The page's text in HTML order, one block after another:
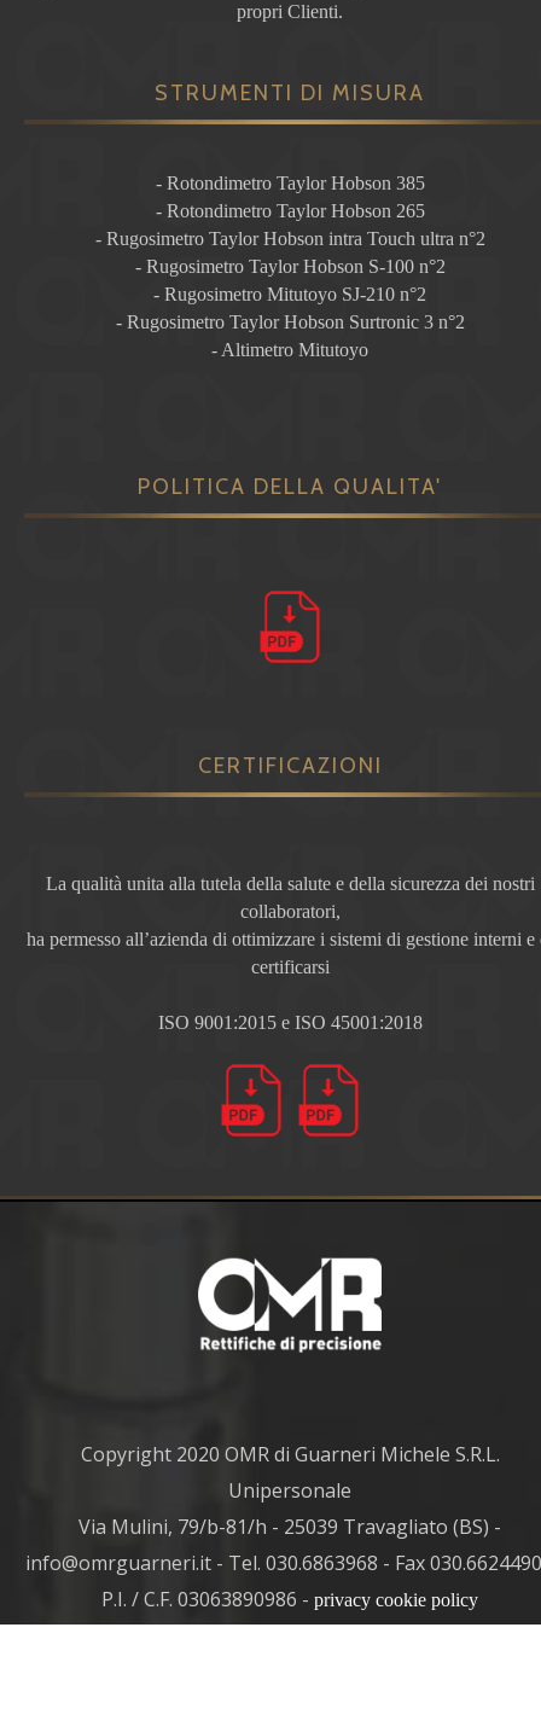
propri Clienti.
STRUMENTI DI MISURA
- Rotondimetro Taylor Hobson 385
- Rotondimetro Taylor Hobson 265
- Rugosimetro Taylor Hobson intra Touch ultra n°2
- Rugosimetro Taylor Hobson S-100 n°2
- Rugosimetro Mitutoyo SJ-210 n°2
- Rugosimetro Taylor Hobson Surtronic 3 n°2
- Altimetro Mitutoyo
POLITICA DELLA QUALITA'
CERTIFICAZIONI
La qualità unita alla tutela della salute e della sicurezza dei nostri
collaboratori,
ha permesso all’azienda di ottimizzare i sistemi di gestione interni e
certificarsi
ISO 9001:2015 e ISO 45001:2018
Copyright 2020 OMR di Guarneri Michele S.R.L.
Unipersonale
Via Mulini, 79/b-81/h - 25039 Travagliato (BS) -
info@omrguarneri.it - Tel. 030.6863968 - Fax
P.I. / C.F. 03063890986 - privacy cookie policy